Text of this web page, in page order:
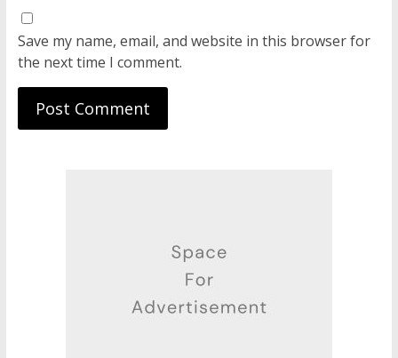
Save my name, email, and website in this browser for
the next time I comment.